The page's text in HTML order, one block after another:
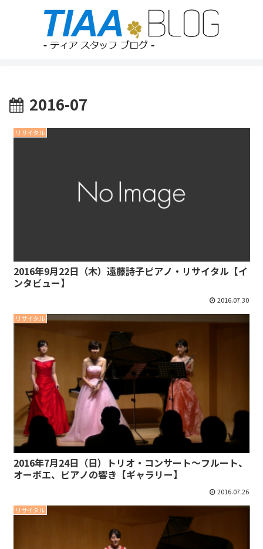
2016-07
リサイタル
2016年9月22日（木）遠藤詩子ピアノ・リサイタル【イ
ンタビュー】
2016.07.30
リサイタル
2016年7月24日（日）トリオ・コンサート～フルート、
オーボエ、ピアノの響き【ギャラリー】
2016.07.26
リサイタル